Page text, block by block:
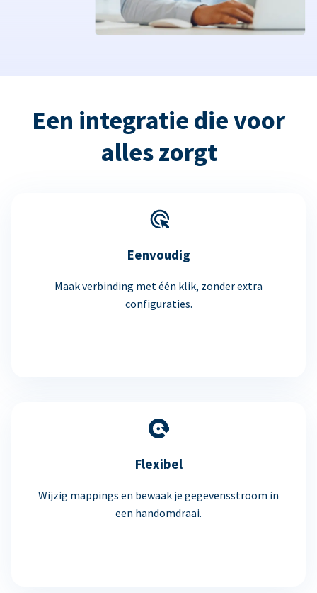
Een integratie die voor
alles zorgt
Eenvoudig
Maak verbinding met één klik, zonder extra
configuraties.
Flexibel
Wijzig mappings en bewaak je gegevensstroom in
een handomdraai.